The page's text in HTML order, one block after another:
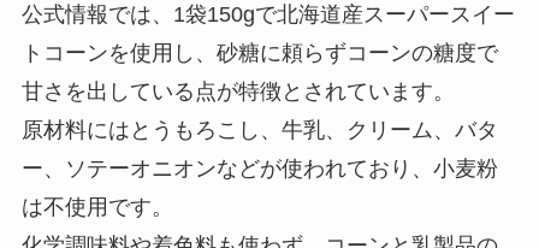
公式情報では、1袋150gで北海道産スーパースイー
トコーンを使用し、砂糖に頼らずコーンの糖度で
甘さを出している点が特徴とされています。
原材料にはとうもろこし、牛乳、クリーム、バタ
ー、ソテーオニオンなどが使われており、小麦粉
は不使用です。